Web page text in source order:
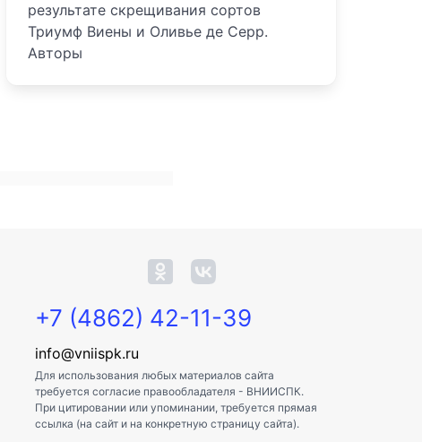
результате скрещивания сортов
Триумф Виены и Оливье де Серр.
Авторы
+7 (4862) 42-11-39
info@vniispk.ru
Для использования любых материалов сайта
требуется согласие правообладателя - ВНИИСПК.
При цитировании или упоминании, требуется прямая
ссылка (на сайт и на конкретную страницу сайта).